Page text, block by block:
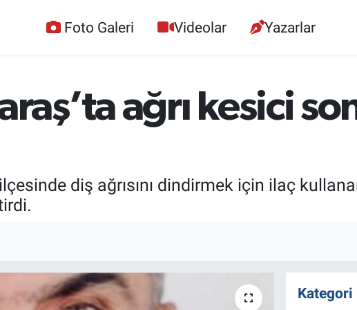
Foto Galeri Videolar Yazarlar
ağrı kesici
diş ağrısını dindirmek için ilaç
Kategori